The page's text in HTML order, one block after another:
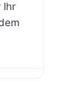
Ihr